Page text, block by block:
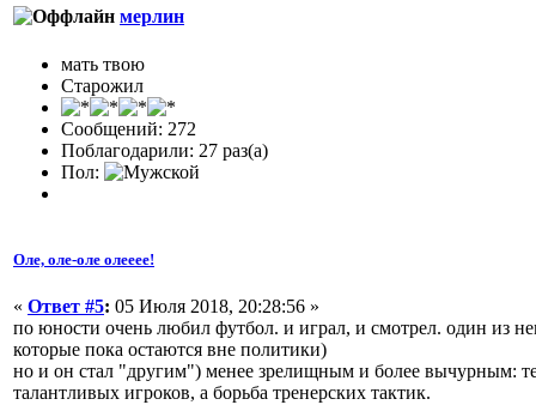
мерлин
мать твою
Старожил
Сообщений: 272
Поблагодарили: 27 раз(а)
Пол:
Оле, оле-оле олееее!
« Ответ #5: 05 Июля 2018, 20:28:56 »
по юности очень любил футбол. и играл, и смотрел. один из
которые пока остаются вне политики)
но и он стал "другим") менее зрелищным и более вычурным:
талантливых игроков, а борьба тренерских тактик.